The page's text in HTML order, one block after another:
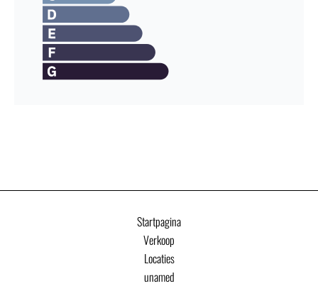
Startpagina
Verkoop
Locaties
unamed